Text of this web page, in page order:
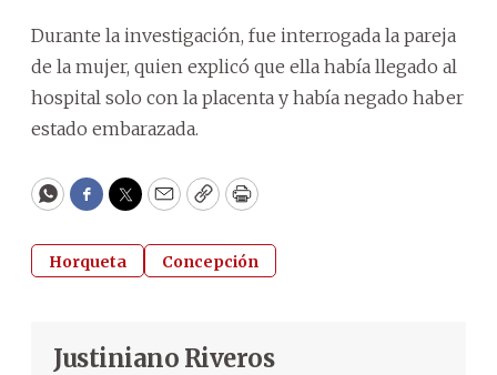
Durante la investigación, fue interrogada la pareja
de la mujer, quien explicó que ella había llegado al
hospital solo con la placenta y había negado haber
estado embarazada.
WhatsApp
Facebook
Twitter
EmailCopyPrint
Horqueta Concepción
Justiniano Riveros